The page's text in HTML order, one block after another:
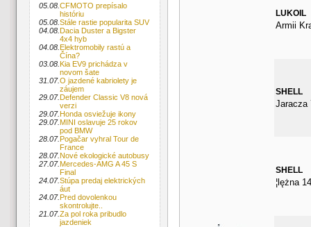
05.08.CFMOTO prepísalo
históriu
05.08.Stále rastie popularita SUV
04.08.Dacia Duster a Bigster
4x4 hyb
04.08.Elektromobily rastú a
Čína?
03.08.Kia EV9 prichádza v
novom šate
31.07.O jazdené kabriolety je
záujem
29.07.Defender Classic V8 nová
verzi
29.07.Honda osviežuje ikony
29.07.MINI oslavuje 25 rokov
pod BMW
28.07.Pogačar vyhral Tour de
France
28.07.Nové ekologické autobusy
27.07.Mercedes-AMG A 45 S
Final
24.07.Stúpa predaj elektrických
áut
24.07.Pred dovolenkou
skontrolujte..
21.07.Za pol roka pribudlo
jazdeniek
LUKOIL
Armii
SHELL
Jaracza
SHELL
¦lężna